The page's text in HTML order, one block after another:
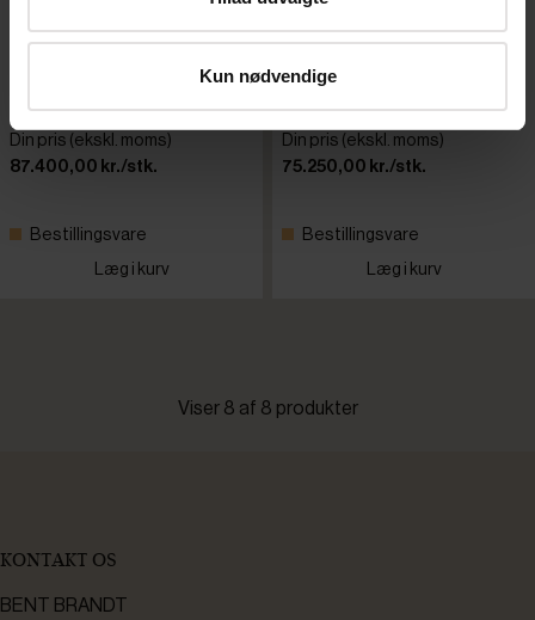
Kun nødvendige
Stierlen USF 55.8 BX
Din pris (ekskl. moms)
87.400,00 kr./stk.
Bestillingsvare
Læg i kurv
Stierlen USF 55.6 BX
grovopvaskemaskine
Din pris (ekskl. moms)
75.250,00 kr./stk.
Bestillingsvare
Læg i kurv
Viser 8 af 8 produkter
KONTAKT OS
BENT BRANDT